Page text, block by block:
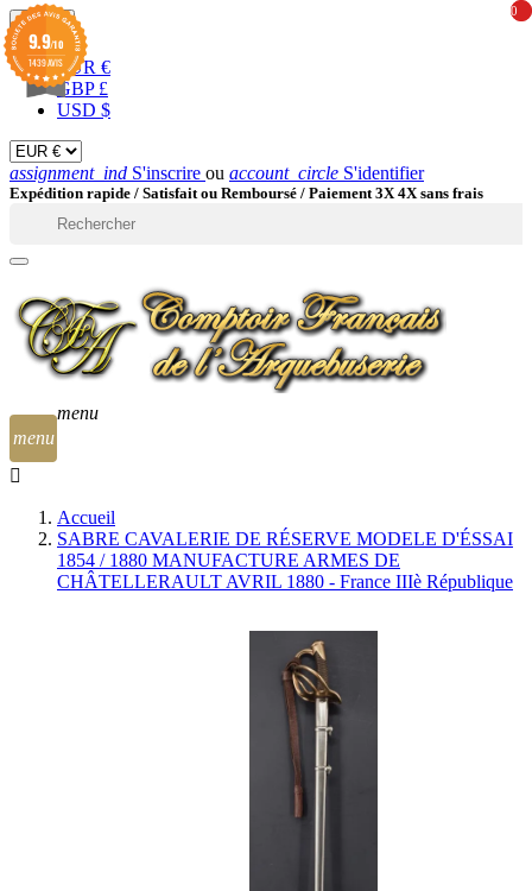
EUR 
EUR €
GBP £
USD $
assignment_ind S'inscrire ou account_circle S'identifier
Expédition rapide / Satisfait ou Remboursé / Paiement 3X 4X sans frais
menu
0
0
menu
Accueil
SABRE CAVALERIE DE RÉSERVE MODELE D'ÉSSAI
1854 / 1880 MANUFACTURE ARMES DE
CHÂTELLERAULT AVRIL 1880 - France IIIè République
9.9/10
1439 AVIS